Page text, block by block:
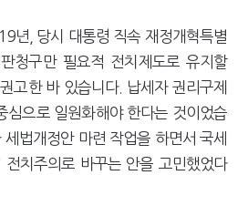
년, 당시 대통령 직속 재정개혁특별
청구만 필요적 전치제도로 유지할
고한 바 있습니다. 납세자 권리구제
심으로 일원화해야 한다는 것이었습
법개정안 마련 작업을 하면서 국세
치주의로 바꾸는 안을 고민했었다